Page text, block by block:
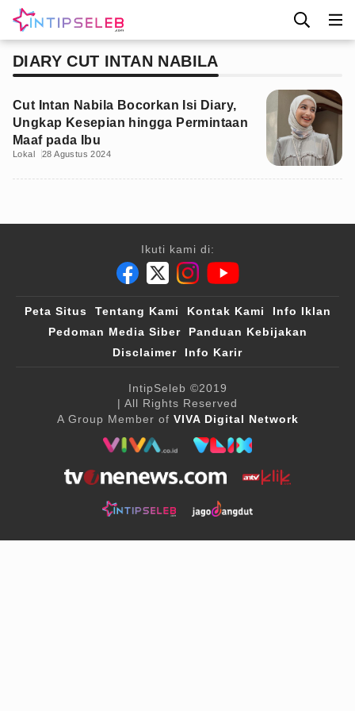
DIARY CUT INTAN NABILA
Cut Intan Nabila Bocorkan Isi Diary,
Ungkap Kesepian hingga Permintaan
Maaf pada Ibu
Lokal 28 Agustus 2024
Ikuti kami di:
Peta Situs Tentang Kami Kontak Kami
Info Iklan
Pedoman Media Siber
Panduan Kebijakan
Disclaimer
Info Karir
IntipSeleb ©2019
| All Rights Reserved
A Group Member of VIVA Digital Network